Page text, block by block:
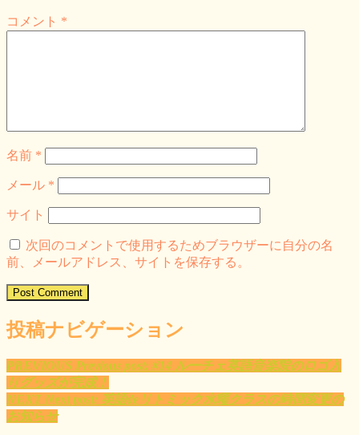
コメント *
名前 *
メール *
サイト
次回のコメントで使用するためブラウザーに自分の名
前、メールアドレス、サイトを保存する。
投稿ナビゲーション
PREVIOUS Previous post: #14 ルーチェ英語音楽院のロゴ入
りグッズが完成！
NEXT Next post: 英語deリトミック水曜クラスの時間変更の
お知らせ